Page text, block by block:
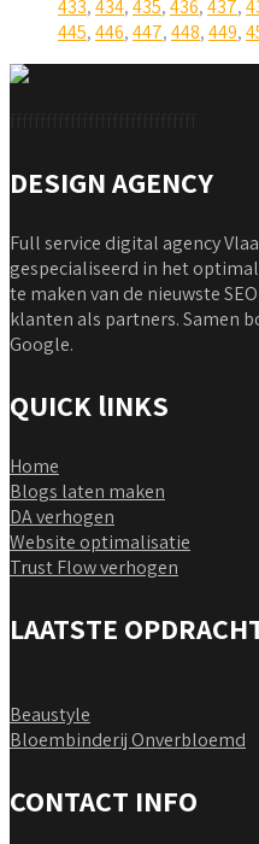
433,434,435,436,437,
445,446,447,448,449,
DESIGN AGENCY
Full service digital agency
gespecialiseerd in het
te maken van de nieuwste
klanten als partners. Samen
Google.
QUICK lINKS
Home
Blogs laten maken
DA verhogen
Website optimalisatie
Trust Flow verhogen
LAATSTE
Beaustyle
Bloembinderij Onverbloemd
CONTACT INFO